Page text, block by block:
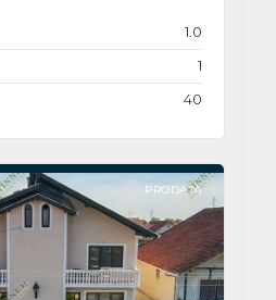
1.0
1
40
PRODAJA